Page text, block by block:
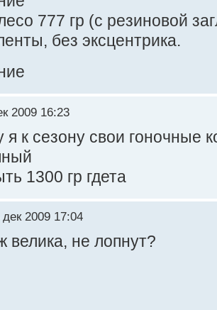
777 гр (с резиновой
без эксцентрика.
2009 16:23
я к сезону свои гоночные
1300 гр гдета
2009 17:04
велика, не лопнут?